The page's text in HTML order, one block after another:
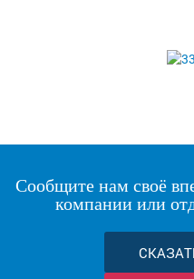
Сообщите нам своё
компании или